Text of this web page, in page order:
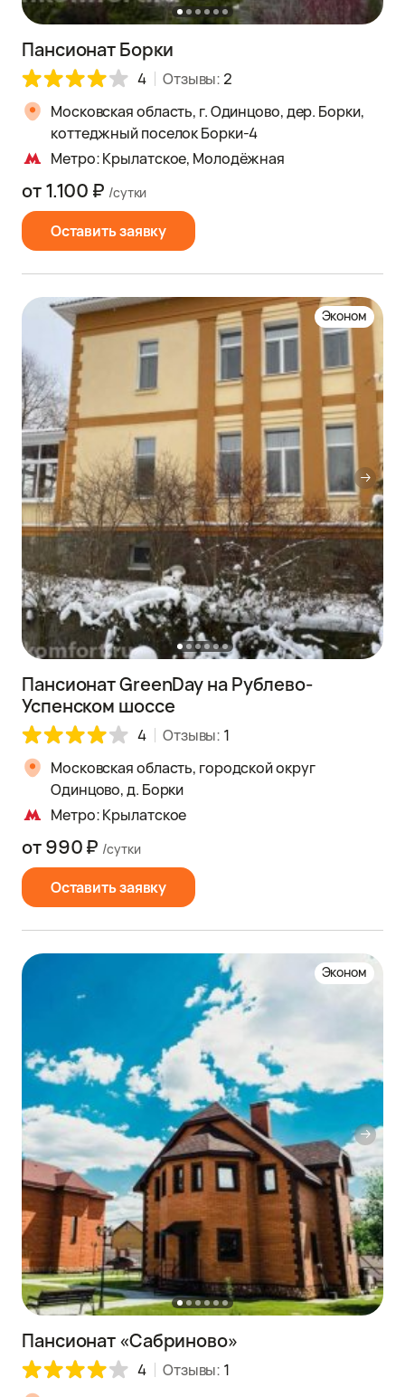
Пансионат Борки
4 Отзывы: 2
Московская область, г. Одинцово, дер. Борки,
коттеджный поселок Борки-4
Метро: Крылатское, Молодёжная
Оставить заявку
от 1.100 ₽ /сутки
Эконом
Пансионат GreenDay на Рублево-
Успенском шоссе
4 Отзывы: 1
Московская область, городской округ
Одинцово, д. Борки
Метро: Крылатское
Оставить заявку
от 990 ₽ /сутки
Эконом
Пансионат «Сабриново»
4 Отзывы: 1